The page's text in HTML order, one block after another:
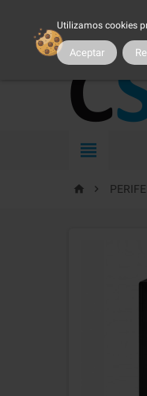
Utilizamos cookies
Aceptar
MI CUENTA|

 